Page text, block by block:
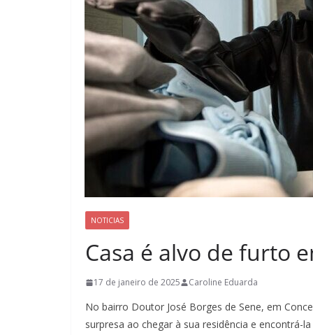
NOTICIAS
Casa é alvo de furto
17 de janeiro de 2025 Caroline Eduarda
No bairro Doutor José Borges de Sene, em
surpresa ao chegar à sua residência e encontrá-